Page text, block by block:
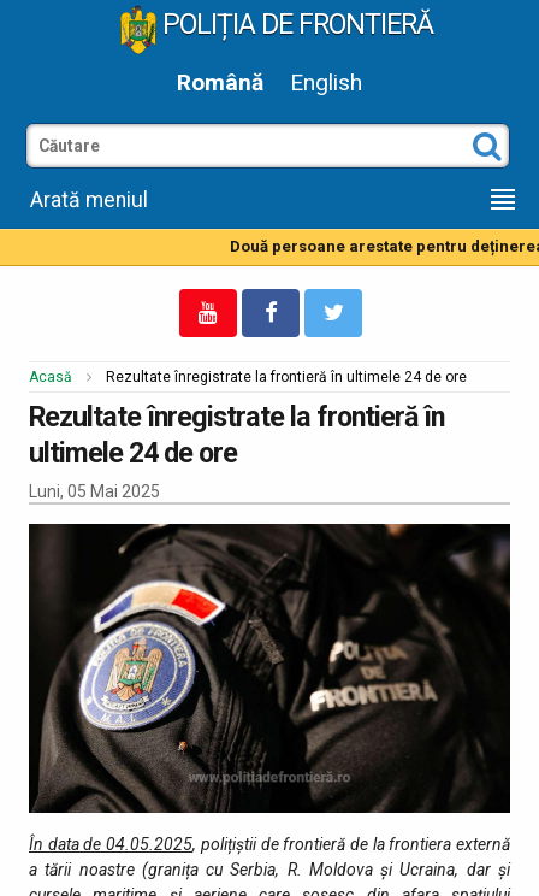
POLIȚIA DE FRONTIERĂ
Română English
Arată meniul
Două persoane arestate pentru
Acasă Rezultate înregistrate la frontieră în ultimele 24 de ore
Rezultate înregistrate la frontieră în
ultimele 24 de ore
Luni, 05 Mai 2025
În data de 04.05.2025, polițiștii de frontieră de la frontiera externă
a tării noastre (granița cu Serbia, R. Moldova și Ucraina, dar și